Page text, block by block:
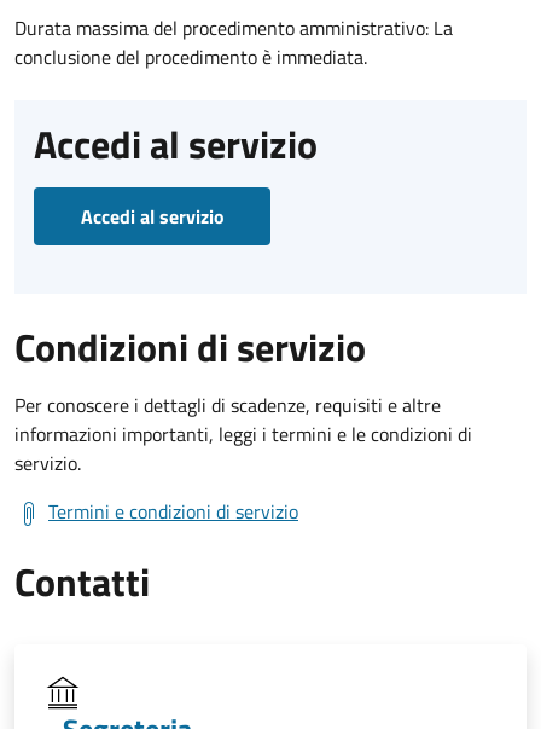
Durata massima del procedimento amministrativo: La
conclusione del procedimento è immediata.
Accedi al servizio
Accedi al servizio
Condizioni di servizio
Per conoscere i dettagli di scadenze, requisiti e altre
informazioni importanti, leggi i termini e le condizioni di
servizio.
Termini e condizioni di servizio
Contatti